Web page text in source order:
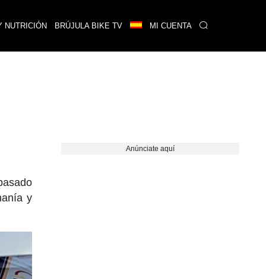
NUTRICIÓN BRÚJULA BIKE TV MI CUENTA
y
Anúnciate aquí